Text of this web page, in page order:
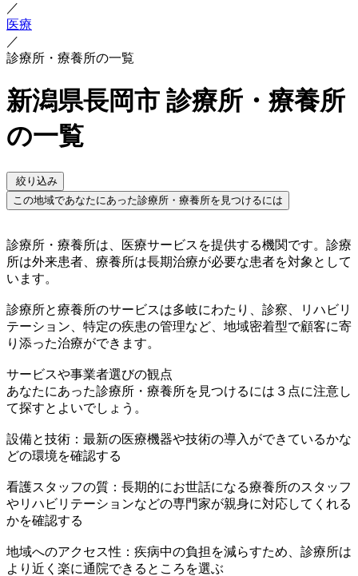
／
医療
／
診療所・療養所の一覧
新潟県長岡市 診療所・療養所
の一覧
絞り込み
この地域であなたにあった診療所・療養所を見つけるには
診療所・療養所は、医療サービスを提供する機関です。診療
所は外来患者、療養所は長期治療が必要な患者を対象として
います。
診療所と療養所のサービスは多岐にわたり、診察、リハビリ
テーション、特定の疾患の管理など、地域密着型で顧客に寄
り添った治療ができます。
サービスや事業者選びの観点
あなたにあった診療所・療養所を見つけるには３点に注意し
て探すとよいでしょう。
設備と技術：最新の医療機器や技術の導入ができているかな
どの環境を確認する
看護スタッフの質：長期的にお世話になる療養所のスタッフ
やリハビリテーションなどの専門家が親身に対応してくれる
かを確認する
地域へのアクセス性：疾病中の負担を減らすため、診療所は
より近く楽に通院できるところを選ぶ